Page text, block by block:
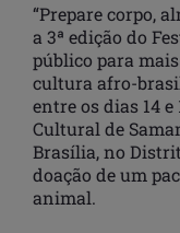
“Prepare corpo,
a 3ª edição do
público para
cultura afro-
entre os dias 14
Cultural de
Brasília, no
doação de um
animal.